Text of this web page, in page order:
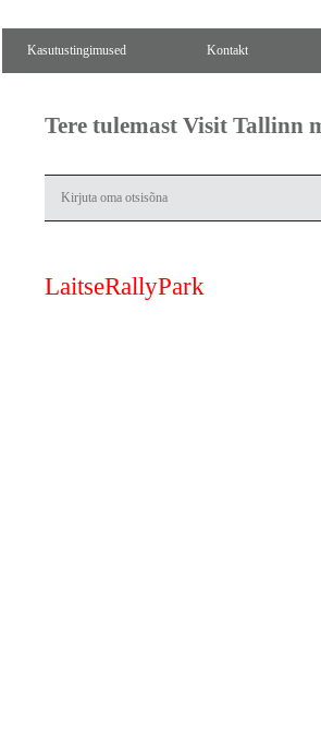
Kasutustingimused Kontakt
Tere tulemast Visit Tallinn
LaitseRallyPark